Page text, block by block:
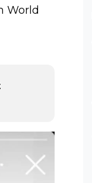
World